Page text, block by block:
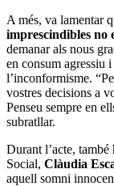
A més, va lamentar
imprescindibles no
demanar als nous
en consum agressiu
l’inconformisme.
vostres decisions a
Penseu sempre en
subratllar.
Durant l’acte,
Social, Clàudia
aquell somni